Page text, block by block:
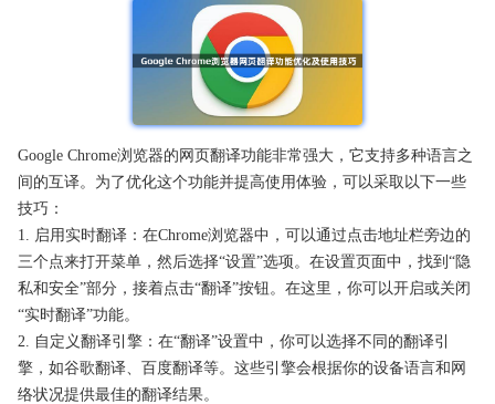
Google Chrome浏览器的网页翻译功能非常强大，它支持多种语言之
间的互译。为了优化这个功能并提高使用体验，可以采取以下一些
技巧：
1. 启用实时翻译：在Chrome浏览器中，可以通过点击地址栏旁边的
三个点来打开菜单，然后选择“设置”选项。在设置页面中，找到“隐
私和安全”部分，接着点击“翻译”按钮。在这里，你可以开启或关闭
“实时翻译”功能。
2. 自定义翻译引擎：在“翻译”设置中，你可以选择不同的翻译引
擎，如谷歌翻译、百度翻译等。这些引擎会根据你的设备语言和网
络状况提供最佳的翻译结果。